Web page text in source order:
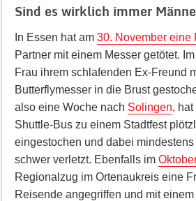
Sind es wirklich immer
In Essen hat am 30. November eine
Partner mit einem Messer getötet. Im
Frau ihrem schlafenden Ex-Freund
Butterflymesser in die Brust
also eine Woche nach Solingen,
Shuttle-Bus zu einem Stadtfest
eingestochen und dabei
schwer verletzt. Ebenfalls im
Regionalzug im Ortenaukreis eine
Reisende angegriffen und mit einem